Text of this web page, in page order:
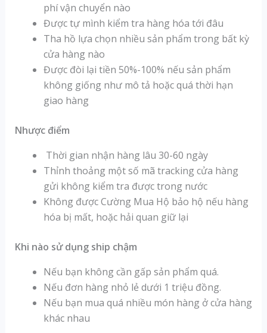
phí vận chuyển nào
Được tự mình kiểm tra hàng hóa tới đâu
Tha hồ lựa chọn nhiều sản phẩm trong bất kỳ
cửa hàng nào
Được đòi lại tiền 50%-100% nếu sản phẩm
không giống như mô tả hoặc quá thời hạn
giao hàng
Nhược điểm
Thời gian nhận hàng lâu 30-60 ngày
Thỉnh thoảng một số mã tracking cửa hàng
gửi không kiểm tra được trong nước
Không được Cường Mua Hộ bảo hộ nếu hàng
hóa bị mất, hoặc hải quan giữ lại
Khi nào sử dụng ship chậm
Nếu bạn không cần gấp sản phẩm quá.
Nếu đơn hàng nhỏ lẻ dưới 1 triệu đồng.
Nếu bạn mua quá nhiều món hàng ở cửa hàng
khác nhau